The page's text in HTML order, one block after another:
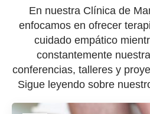
En nuestra Clínica de
enfocamos en ofrecer
cuidado empático
constantemente
conferencias, talleres y
Sigue leyendo sobre